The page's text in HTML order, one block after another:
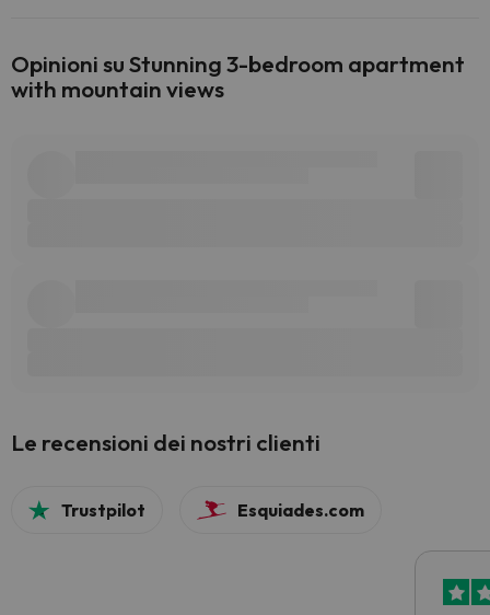
Opinioni su Stunning 3-bedroom apartment
with mountain views
Le recensioni dei nostri clienti
Trustpilot Esquiades.com